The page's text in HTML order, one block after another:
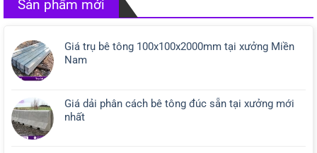
Sản phẩm mới
Giá trụ bê tông 100x100x2000mm tại xưởng Miền
Nam
Giá dải phân cách bê tông đúc sẵn tại xưởng mới
nhất